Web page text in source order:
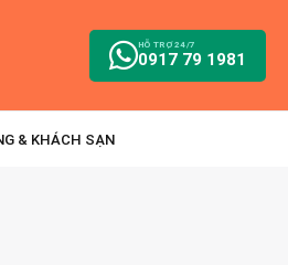
0917 79 1981
HỖ TRỢ 24/7